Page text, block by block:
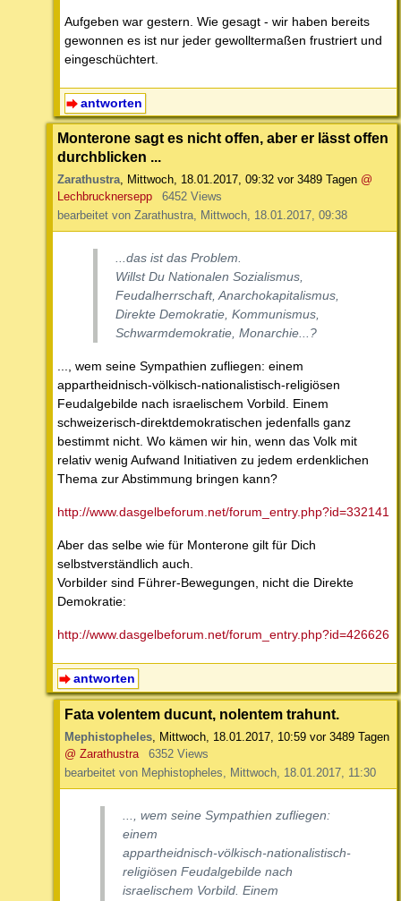
Aufgeben war gestern. Wie gesagt - wir haben bereits
gewonnen es ist nur jeder gewolltermaßen frustriert und
eingeschüchtert.
antworten
Monterone sagt es nicht offen, aber er lässt offen
durchblicken ...
Zarathustra, Mittwoch, 18.01.2017, 09:32 vor 3489 Tagen @
Lechbrucknersepp
6452 Views
bearbeitet von Zarathustra, Mittwoch, 18.01.2017, 09:38
...das ist das Problem.
Willst Du Nationalen Sozialismus,
Feudalherrschaft, Anarchokapitalismus,
Direkte Demokratie, Kommunismus,
Schwarmdemokratie, Monarchie...?
..., wem seine Sympathien zufliegen: einem
appartheidnisch-völkisch-nationalistisch-religiösen
Feudalgebilde nach israelischem Vorbild. Einem
schweizerisch-direktdemokratischen jedenfalls ganz
bestimmt nicht. Wo kämen wir hin, wenn das Volk mit
relativ wenig Aufwand Initiativen zu jedem erdenklichen
Thema zur Abstimmung bringen kann?
http://www.dasgelbeforum.net/forum_entry.php?id=332141
Aber das selbe wie für Monterone gilt für Dich
selbstverständlich auch.
Vorbilder sind Führer-Bewegungen, nicht die Direkte
Demokratie:
http://www.dasgelbeforum.net/forum_entry.php?id=426626
antworten
Fata volentem ducunt, nolentem trahunt.
Mephistopheles, Mittwoch, 18.01.2017, 10:59 vor 3489 Tagen
@ Zarathustra
6352 Views
bearbeitet von Mephistopheles, Mittwoch, 18.01.2017, 11:30
..., wem seine Sympathien zufliegen:
einem
appartheidnisch-völkisch-nationalistisch-
religiösen Feudalgebilde nach
israelischem Vorbild. Einem